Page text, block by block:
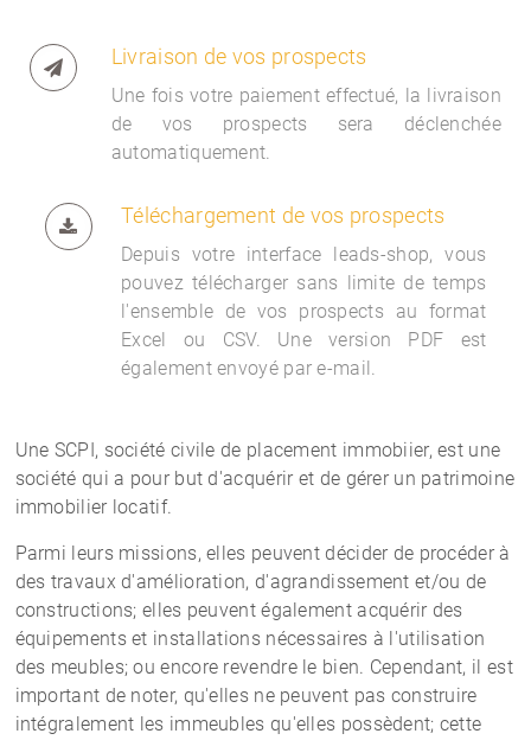
Livraison de vos prospects
Une fois votre paiement effectué, la livraison
de vos prospects sera déclenchée
automatiquement.
Téléchargement de vos prospects
Depuis votre interface leads-shop, vous
pouvez télécharger sans limite de temps
l'ensemble de vos prospects au format
Excel ou CSV. Une version PDF est
également envoyé par e-mail.
Une SCPI, société civile de placement immobiier, est une
société qui a pour but d'acquérir et de gérer un patrimoine
immobilier locatif.
Parmi leurs missions, elles peuvent décider de procéder à
des travaux d'amélioration, d'agrandissement et/ou de
constructions; elles peuvent également acquérir des
équipements et installations nécessaires à l'utilisation
des meubles; ou encore revendre le bien. Cependant, il est
important de noter, qu'elles ne peuvent pas construire
intégralement les immeubles qu'elles possèdent; cette